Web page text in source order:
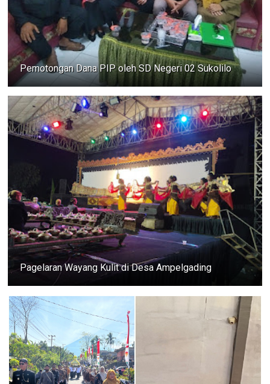
Pemotongan Dana PIP oleh SD Negeri 02 Sukolilo
Pagelaran Wayang Kulit di Desa Ampelgading